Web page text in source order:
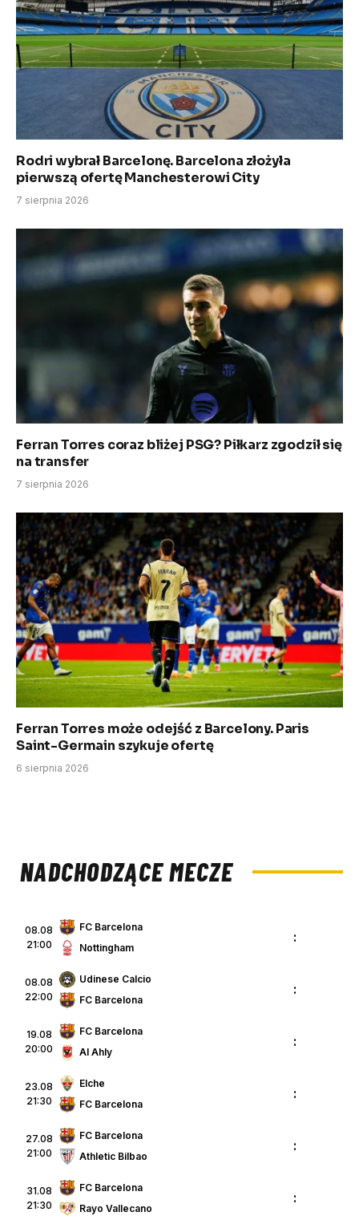
Rodri wybrał Barcelonę. Barcelona złożyła
pierwszą ofertę Manchesterowi City
7 sierpnia 2026
Ferran Torres coraz bliżej PSG? Piłkarz zgodził się
na transfer
7 sierpnia 2026
Ferran Torres może odejść z Barcelony. Paris
Saint-Germain szykuje ofertę
6 sierpnia 2026
NADCHODZĄCE MECZE
08.08
21:00
FC Barcelona
Nottingham
:
08.08
22:00
Udinese Calcio
FC Barcelona
:
19.08
20:00
FC Barcelona
Al Ahly
:
23.08
21:30
Elche
FC Barcelona
:
27.08
21:00
FC Barcelona
Athletic Bilbao
:
31.08
21:30
FC Barcelona
Rayo Vallecano
: